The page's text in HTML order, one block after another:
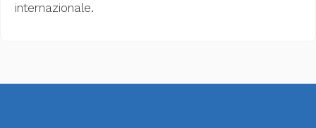
internazionale.